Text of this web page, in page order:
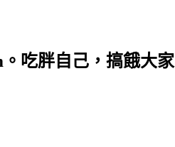
吃胖自己，搞餓大家